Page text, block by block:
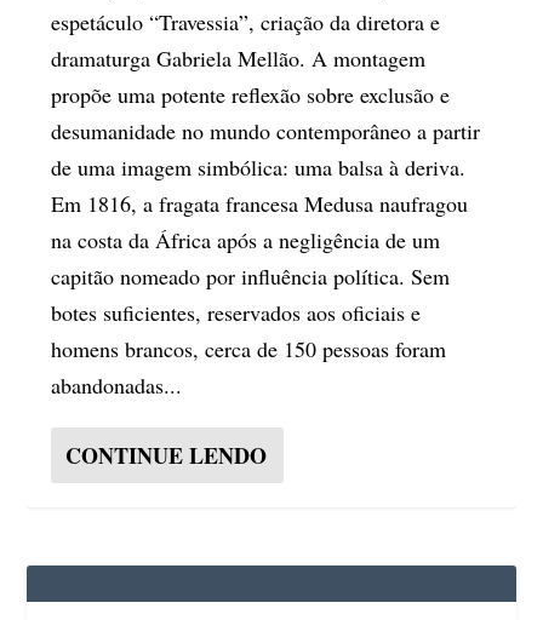
espetáculo “Travessia”, criação da diretora e
dramaturga Gabriela Mellão. A montagem
propõe uma potente reflexão sobre exclusão e
desumanidade no mundo contemporâneo a partir
de uma imagem simbólica: uma balsa à deriva.
Em 1816, a fragata francesa Medusa naufragou
na costa da África após a negligência de um
capitão nomeado por influência política. Sem
botes suficientes, reservados aos oficiais e
homens brancos, cerca de 150 pessoas foram
abandonadas...
CONTINUE LENDO